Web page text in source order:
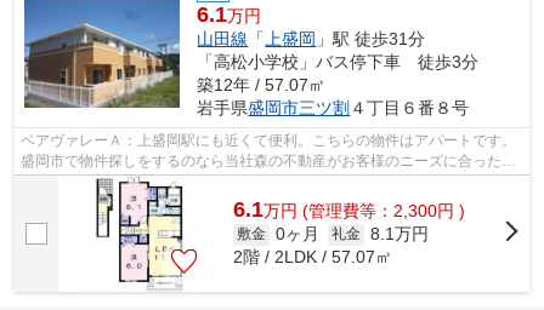
6.1万円
山田線 「 上盛岡 」駅 徒歩31分
「高松小学校」バス停下車 徒歩3分
築12年 / 57.07㎡
岩手県盛岡市三ツ割 ４丁目６番８号
ベアヴァレーＡ：上盛岡駅にも近くて便利。こちらの物件はアパートです。
盛岡市で物件探しをするのなら当社森の不動産がお客様のニーズに合ったお
部屋をお探しします。019-606-0555かm...
6.1万円 (管理費等：2,300円 )
敷金 0ヶ月 礼金 8.1万円
2階 / 2LDK / 57.07㎡